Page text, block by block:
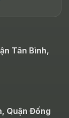
Tân Bình,
Quận Đống